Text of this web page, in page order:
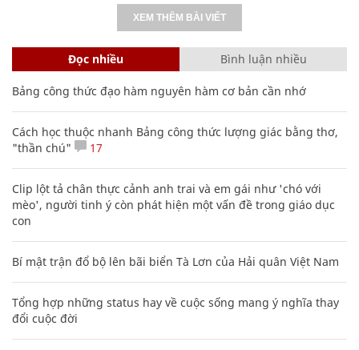
XEM THÊM BÀI VIẾT
Đọc nhiều Bình luận nhiều
Bảng công thức đạo hàm nguyên hàm cơ bản cần nhớ
Cách học thuộc nhanh Bảng công thức lượng giác bằng thơ,
"thần chú"
17
Clip lột tả chân thực cảnh anh trai và em gái như 'chó với
mèo', người tinh ý còn phát hiện một vấn đề trong giáo dục
con
Bí mật trận đổ bộ lên bãi biển Tà Lơn của Hải quân Việt Nam
Tổng hợp những status hay về cuộc sống mang ý nghĩa thay
đổi cuộc đời